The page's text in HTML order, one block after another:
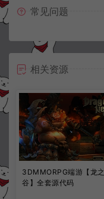
常见问题
相关资源
3DMMORPG端游【龙之
谷】全套源代码